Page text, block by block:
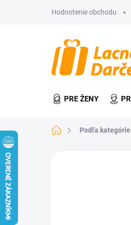
Hodnotenie obchodu
PRE ŽENY
DomovPodľa kategórie